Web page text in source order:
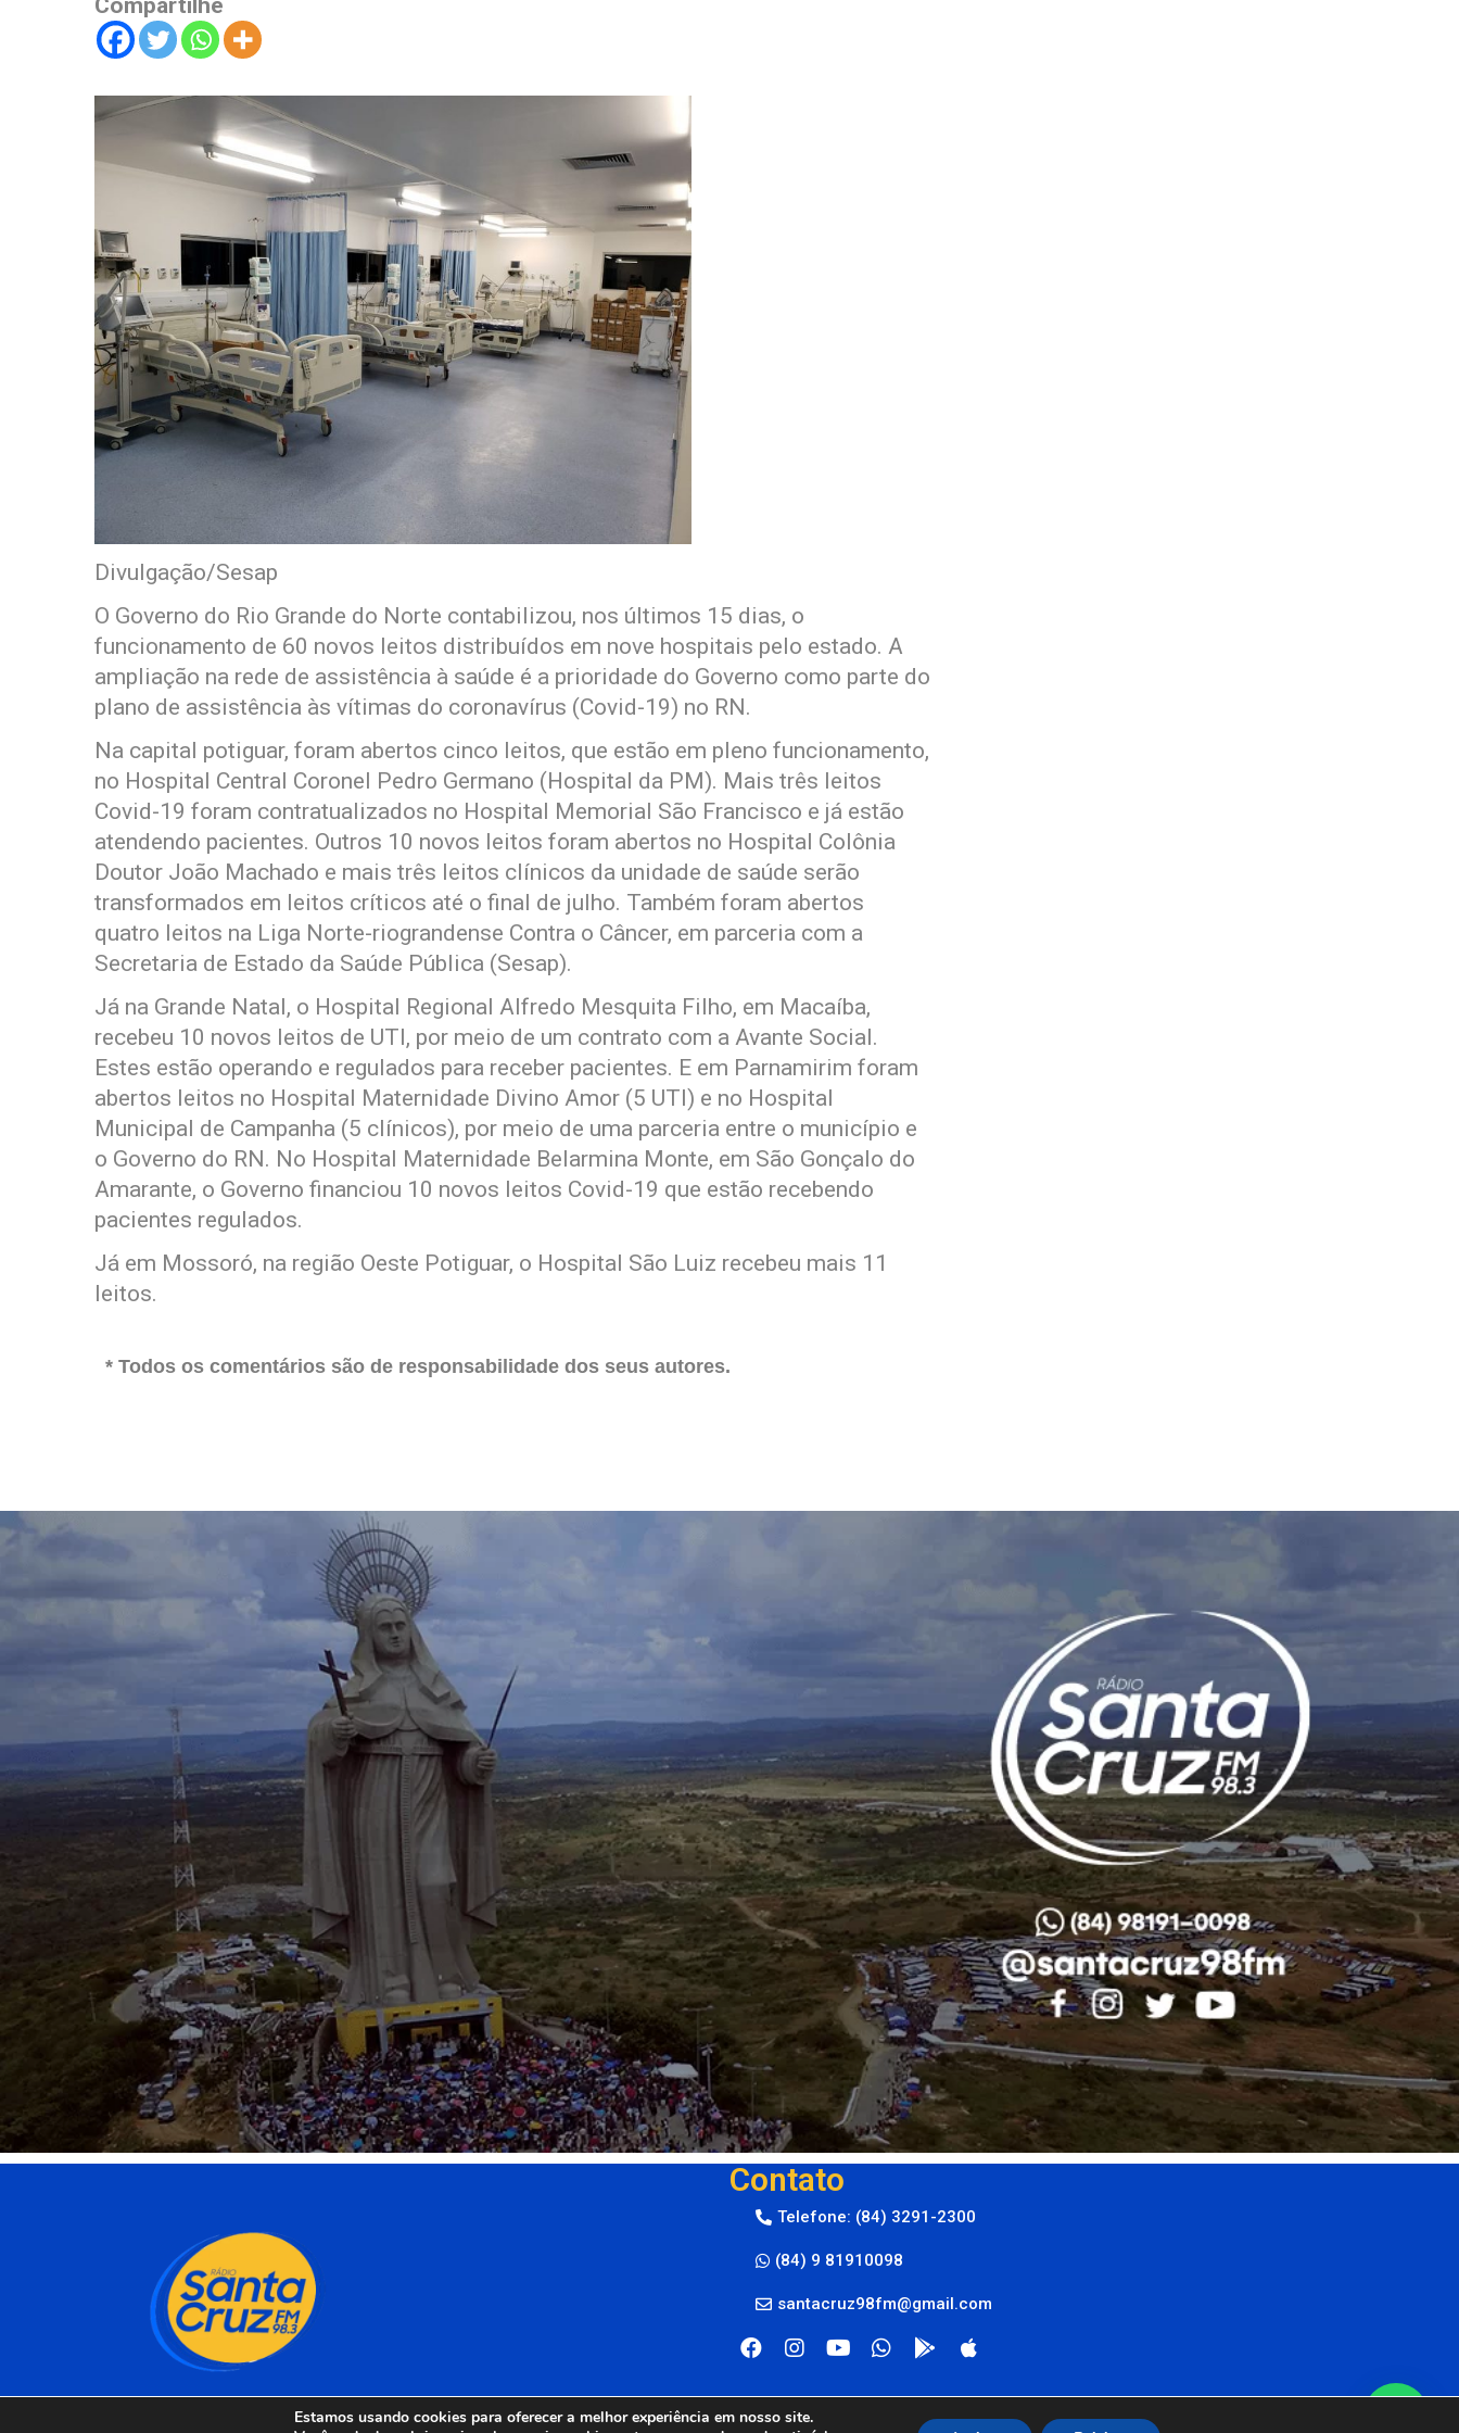
Compartilhe
Divulgação/Sesap
O Governo do Rio Grande do Norte contabilizou, nos últimos 15 dias, o
funcionamento de 60 novos leitos distribuídos em nove hospitais pelo estado. A
ampliação na rede de assistência à saúde é a prioridade do Governo como parte do
plano de assistência às vítimas do coronavírus (Covid-19) no RN.
Na capital potiguar, foram abertos cinco leitos, que estão em pleno funcionamento,
no Hospital Central Coronel Pedro Germano (Hospital da PM). Mais três leitos
Covid-19 foram contratualizados no Hospital Memorial São Francisco e já estão
atendendo pacientes. Outros 10 novos leitos foram abertos no Hospital Colônia
Doutor João Machado e mais três leitos clínicos da unidade de saúde serão
transformados em leitos críticos até o final de julho. Também foram abertos
quatro leitos na Liga Norte-riograndense Contra o Câncer, em parceria com a
Secretaria de Estado da Saúde Pública (Sesap).
Já na Grande Natal, o Hospital Regional Alfredo Mesquita Filho, em Macaíba,
recebeu 10 novos leitos de UTI, por meio de um contrato com a Avante Social.
Estes estão operando e regulados para receber pacientes. E em Parnamirim foram
abertos leitos no Hospital Maternidade Divino Amor (5 UTI) e no Hospital
Municipal de Campanha (5 clínicos), por meio de uma parceria entre o município e
o Governo do RN. No Hospital Maternidade Belarmina Monte, em São Gonçalo do
Amarante, o Governo financiou 10 novos leitos Covid-19 que estão recebendo
pacientes regulados.
Já em Mossoró, na região Oeste Potiguar, o Hospital São Luiz recebeu mais 11
leitos.
* Todos os comentários são de responsabilidade dos seus autores.
Contato
Telefone: (84) 3291-2300
(84) 9 81910098
santacruz98fm@gmail.com
Estamos usando cookies para oferecer a melhor experiência em nosso site.